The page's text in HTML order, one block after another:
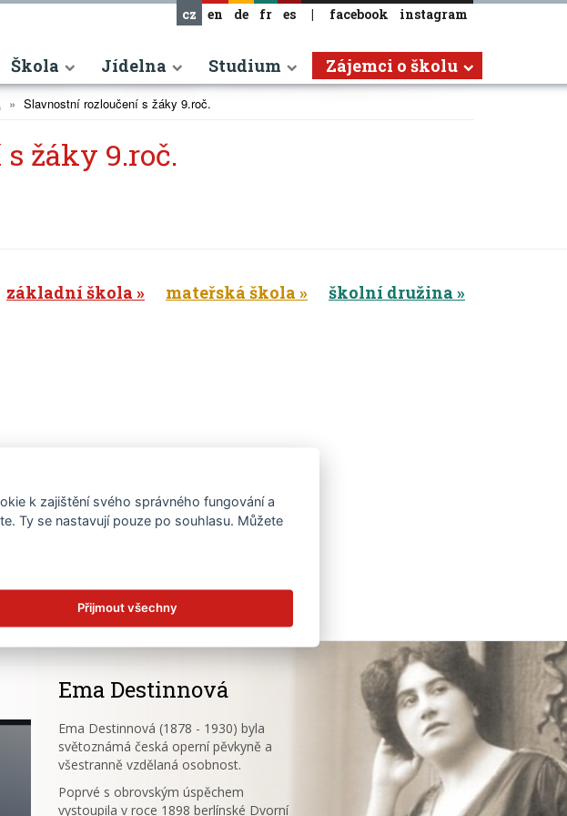
cz en de fr es | facebook instagram
Škola Jídelna Studium Zájemci o školu
Slavnostní rozloučení s žáky 9.roč.
žáky 9.roč.
základní škola mateřská škola školní družina
Ema Destinnová
Ema Destinnová (1878 - 1930) byla
světoznámá česká operní pěvkyně a
všestranně vzdělaná osobnost.
Poprvé s obrovským úspěchem
vystoupila v roce 1898 berlínské Dvorní
k zajištění svého správného fungování a
Ty se nastavují pouze po souhlasu. Můžete
Přijmout všechny